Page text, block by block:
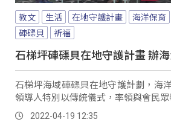
教文 生活 在地守護計畫 海洋保育
硨磲貝
祈福
石梯坪硨磲貝在地守護計畫 辦
石梯坪海域硨磲貝在地守護計劃，海
領導人特別以傳統儀式，率領與會民眾
2022-04-19 12:35